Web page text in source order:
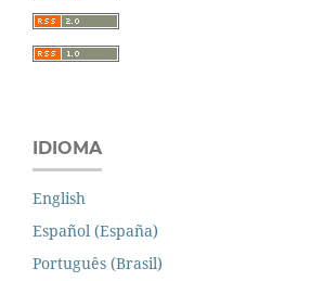
IDIOMA
English
Español (España)
Português (Brasil)